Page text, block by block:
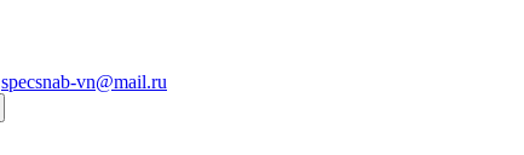
specsnab-vn@mail.ru